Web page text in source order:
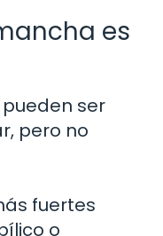
es
ser
pero no
fuertes
o